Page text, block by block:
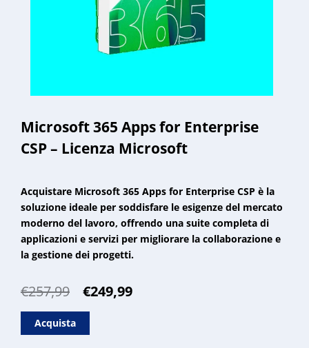
Microsoft 365 Apps for Enterprise
CSP – Licenza Microsoft
Acquistare Microsoft 365 Apps for Enterprise CSP è la
soluzione ideale per soddisfare le esigenze del mercato
moderno del lavoro, offrendo una suite completa di
applicazioni e servizi per migliorare la collaborazione e
la gestione dei progetti.
€257,99
Il
era:
€249,99Il
Acquista